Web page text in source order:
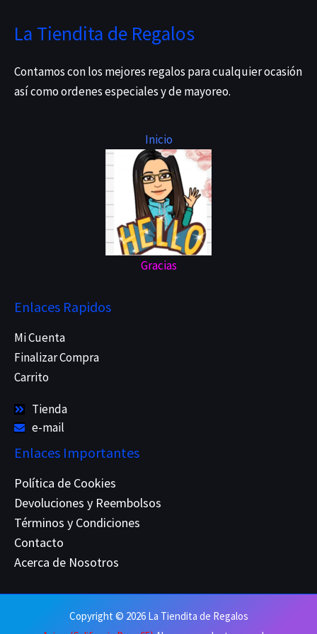
La Tiendita de Regalos
Contamos con los mejores regalos para cualquier ocasión
así como ordenes especiales y de mayoreo.
Inicio
Gracias
Enlaces Rapidos
Mi Cuenta
Finalizar Compra
Carrito
Tienda
e-mail
Enlaces Importantes
Política de Cookies
Devoluciones y Reembolsos
Términos y Condiciones
Contacto
Acerca de Nosotros
Copyright © 2026 La Tiendita de Regalos